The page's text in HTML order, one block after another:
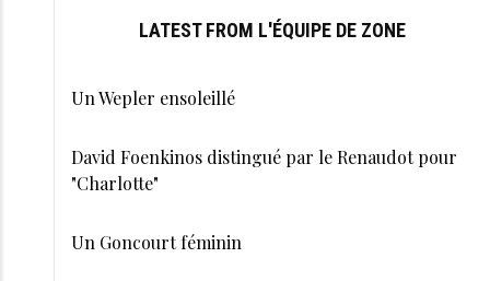
LATEST FROM L'ÉQUIPE DE ZONE
Un Wepler ensoleillé
David Foenkinos distingué par le Renaudot pour
"Charlotte"
Un Goncourt féminin